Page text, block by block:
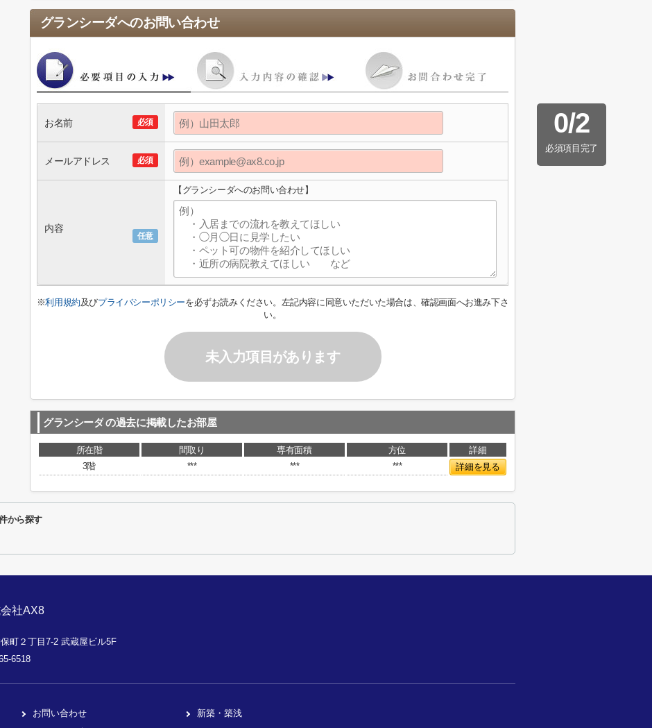
グランシーダへのお問い合わせ
0/2
必須項目完了
必須
お名前
必須
メールアドレス
任意
内容
【グランシーダへのお問い合わせ】
※利用規約及びプライバシーポリシーを必ずお読みください。左記内容に同意いただいた場合は、確認画面へお進み下さ
い。
未入力項目があります
グランシーダ の過去に掲載したお部屋
所在階 間取り 専有面積 方位
詳細
3階
*** *** *** 詳細を見る
から探す
社AX8
町２丁目7-2 武蔵屋ビル5F
6518
お問い合わせ
新築・築浅